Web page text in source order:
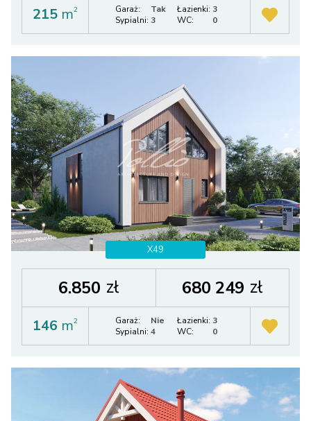
215 m2 Garaż:
Tak
Sypialni: 3
Łazienki: 3
WC:
0
X49
6.850 zł 680 249 zł
146 m2 Garaż:
Nie
Sypialni: 4
Łazienki: 3
WC:
0